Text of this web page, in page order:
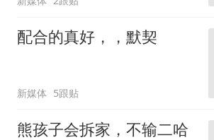
配合的真好，，默契
新媒体 5跟贴
熊孩子会拆家，不输二哈